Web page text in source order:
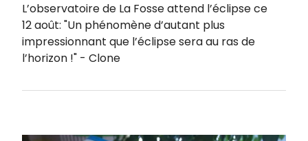
L’observatoire de La Fosse attend l’éclipse ce
12 août: "Un phénomène d’autant plus
impressionnant que l’éclipse sera au ras de
l’horizon !" - Clone